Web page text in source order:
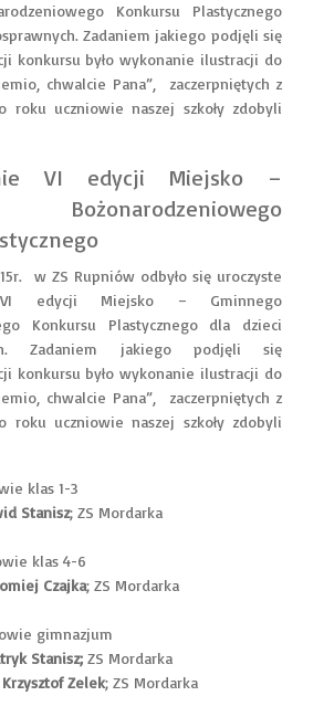
Konkursu Plastycznego
Zadaniem jakiego podjęli się
konkursu było wykonanie ilustracji do
chwalcie Pana”, zaczerpniętych z
roku uczniowie naszej szkoły zdobyli
VI edycji Miejsko –
Bożonarodzeniowego
w ZS Rupniów odbyło się uroczyste
VI edycji Miejsko – Gminnego
Konkursu Plastycznego dla dzieci
Zadaniem jakiego podjęli się
konkursu było wykonanie ilustracji do
chwalcie Pana”, zaczerpniętych z
roku uczniowie naszej szkoły zdobyli
klas 1-3
Stanisz; ZS Mordarka
klas 4-6
Czajka; ZS Mordarka
gimnazjum
Stanisz;ZS Mordarka
Krzysztof Zelek; ZS Mordarka